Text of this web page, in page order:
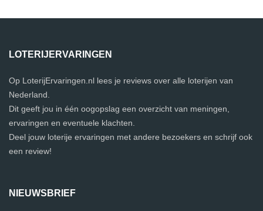
LOTERIJERVARINGEN
Op LoterijErvaringen.nl lees je reviews over alle loterijen van
Nederland.
Dit geeft jou in één oogopslag een overzicht van meningen,
ervaringen en eventuele klachten.
Deel jouw loterije ervaringen met andere bezoekers en schrijf ook
een review!
NIEUWSBRIEF